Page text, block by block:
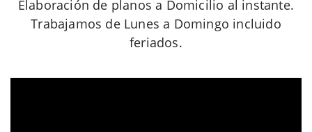
Elaboración de planos a Domicilio al instante.
Trabajamos de Lunes a Domingo incluido
feriados.